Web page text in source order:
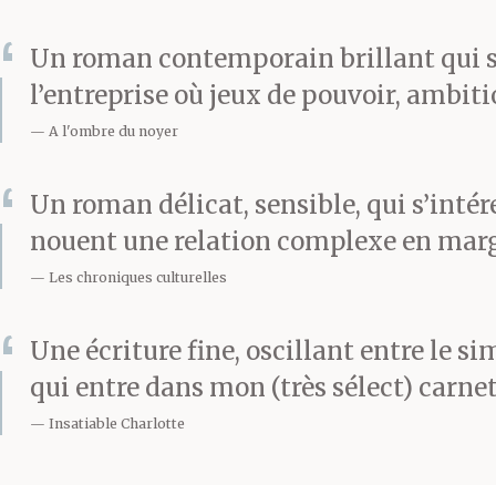
Un roman contemporain brillant qui
l’entreprise où jeux de pouvoir,
A l'ombre du noyer
Un roman délicat, sensible, qui
nouent une relation complexe en
Les chroniques culturelles
Une écriture fine, oscillant entre le
qui entre dans mon (très sélect)
Insatiable Charlotte